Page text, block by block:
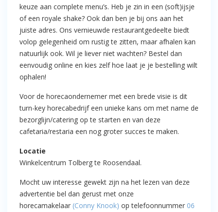
keuze aan complete menu’s. Heb je zin in een (soft)ijsje
of een royale shake? Ook dan ben je bij ons aan het
juiste adres. Ons vernieuwde restaurantgedeelte biedt
volop gelegenheid om rustig te zitten, maar afhalen kan
natuurlijk ook. Wil je liever niet wachten? Bestel dan
eenvoudig online en kies zelf hoe laat je je bestelling wilt
ophalen!
Voor de horecaondernemer met een brede visie is dit
turn-key horecabedrijf een unieke kans om met name de
bezorglijn/catering op te starten en van deze
cafetaria/restaria een nog groter succes te maken.
Locatie
Winkelcentrum Tolberg te Roosendaal.
Mocht uw interesse gewekt zijn na het lezen van deze
advertentie bel dan gerust met onze
horecamakelaar (Conny Knook) op telefoonnummer 06